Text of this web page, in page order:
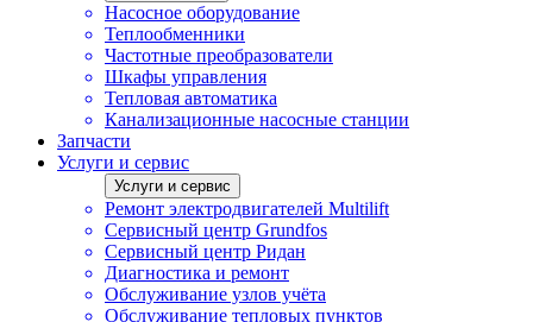
Насосное оборудование
Теплообменники
Частотные преобразователи
Шкафы управления
Тепловая автоматика
Канализационные насосные станции
Запчасти
Услуги и сервис
Услуги и сервис
Ремонт электродвигателей Multilift
Сервисный центр Grundfos
Сервисный центр Ридан
Диагностика и ремонт
Обслуживание узлов учёта
Обслуживание тепловых пунктов